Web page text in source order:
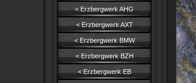
< Erzbergwerk AHG
< Erzbergwerk AXT
< Erzbergwerk BMW
< Erzbergwerk BZH
< Erzbergwerk EB